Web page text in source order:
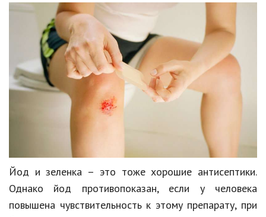
Йод и зеленка – это тоже хорошие антисептики.
Однако йод противопоказан, если у человека
повышена чувствительность к этому препарату, при